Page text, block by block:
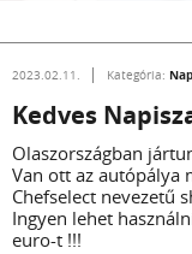
2023.02.11. Kategória:
Kedves
Olaszországban
Van ott az autópálya
Chefselect nevezetű
Ingyen lehet
euro-t !!!